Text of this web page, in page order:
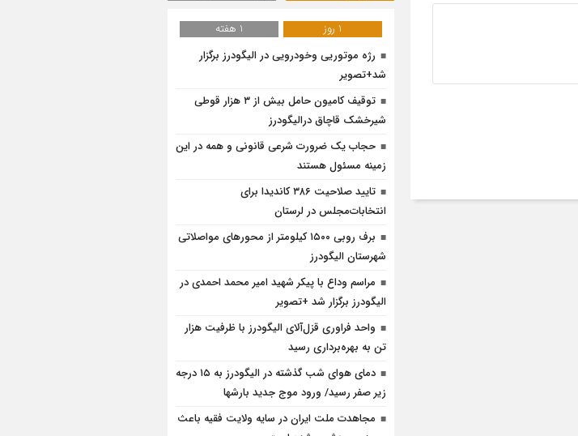
1 روز
1 هفته
رژه موتوریی وخودرویی در الیگودرز برگزار
شد+تصویر
توقیف کامیون حامل بیش از ۳ هزار قوطی
شیرخشک قاچاق درالیگودرز
حجاب یک ضرورت شرعی قانونی و همه در این
زمینه مسئول هستند
تایید صلاحیت ۳۸۶ کاندیدا برای
انتخابات‌مجلس در لرستان
برف روبی ۱۵۰۰ کیلومتر از محور‌های مواصلاتی
شهرستان الیگودرز
مراسم وداع با پیکر شهید امیر محمد احمدی در
الیگودرز برگزار شد +تصویر
واحد فراوری قزل‌آلای الیگودرز با ظرفیت هزار
تن به بهره‌برداری رسید
دمای هوای شب گذشته در الیگودرز به ۱۵ درجه
زیر صفر رسید/ ورود موج جدید بارشها
مجاهدت ملت ایران در سایه ولایت فقیه باعث